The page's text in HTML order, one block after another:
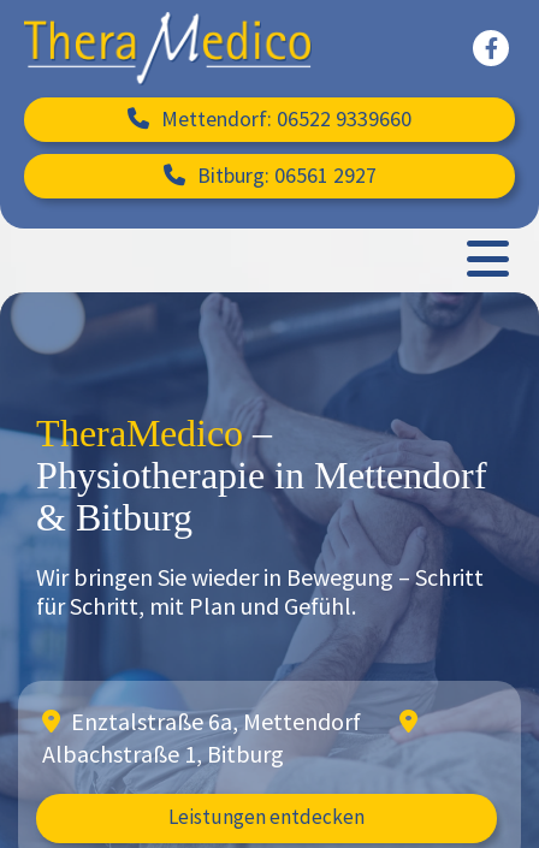
Mettendorf: 06522 9339660
Bitburg: 06561 2927
TheraMedico–
Physiotherapie in Mettendorf
& Bitburg
Wir bringen Sie wieder in Bewegung – Schritt
für Schritt, mit Plan und Gefühl.
 Enztalstraße 6a, Mettendorf
Albachstraße 1, Bitburg
Leistungen entdecken